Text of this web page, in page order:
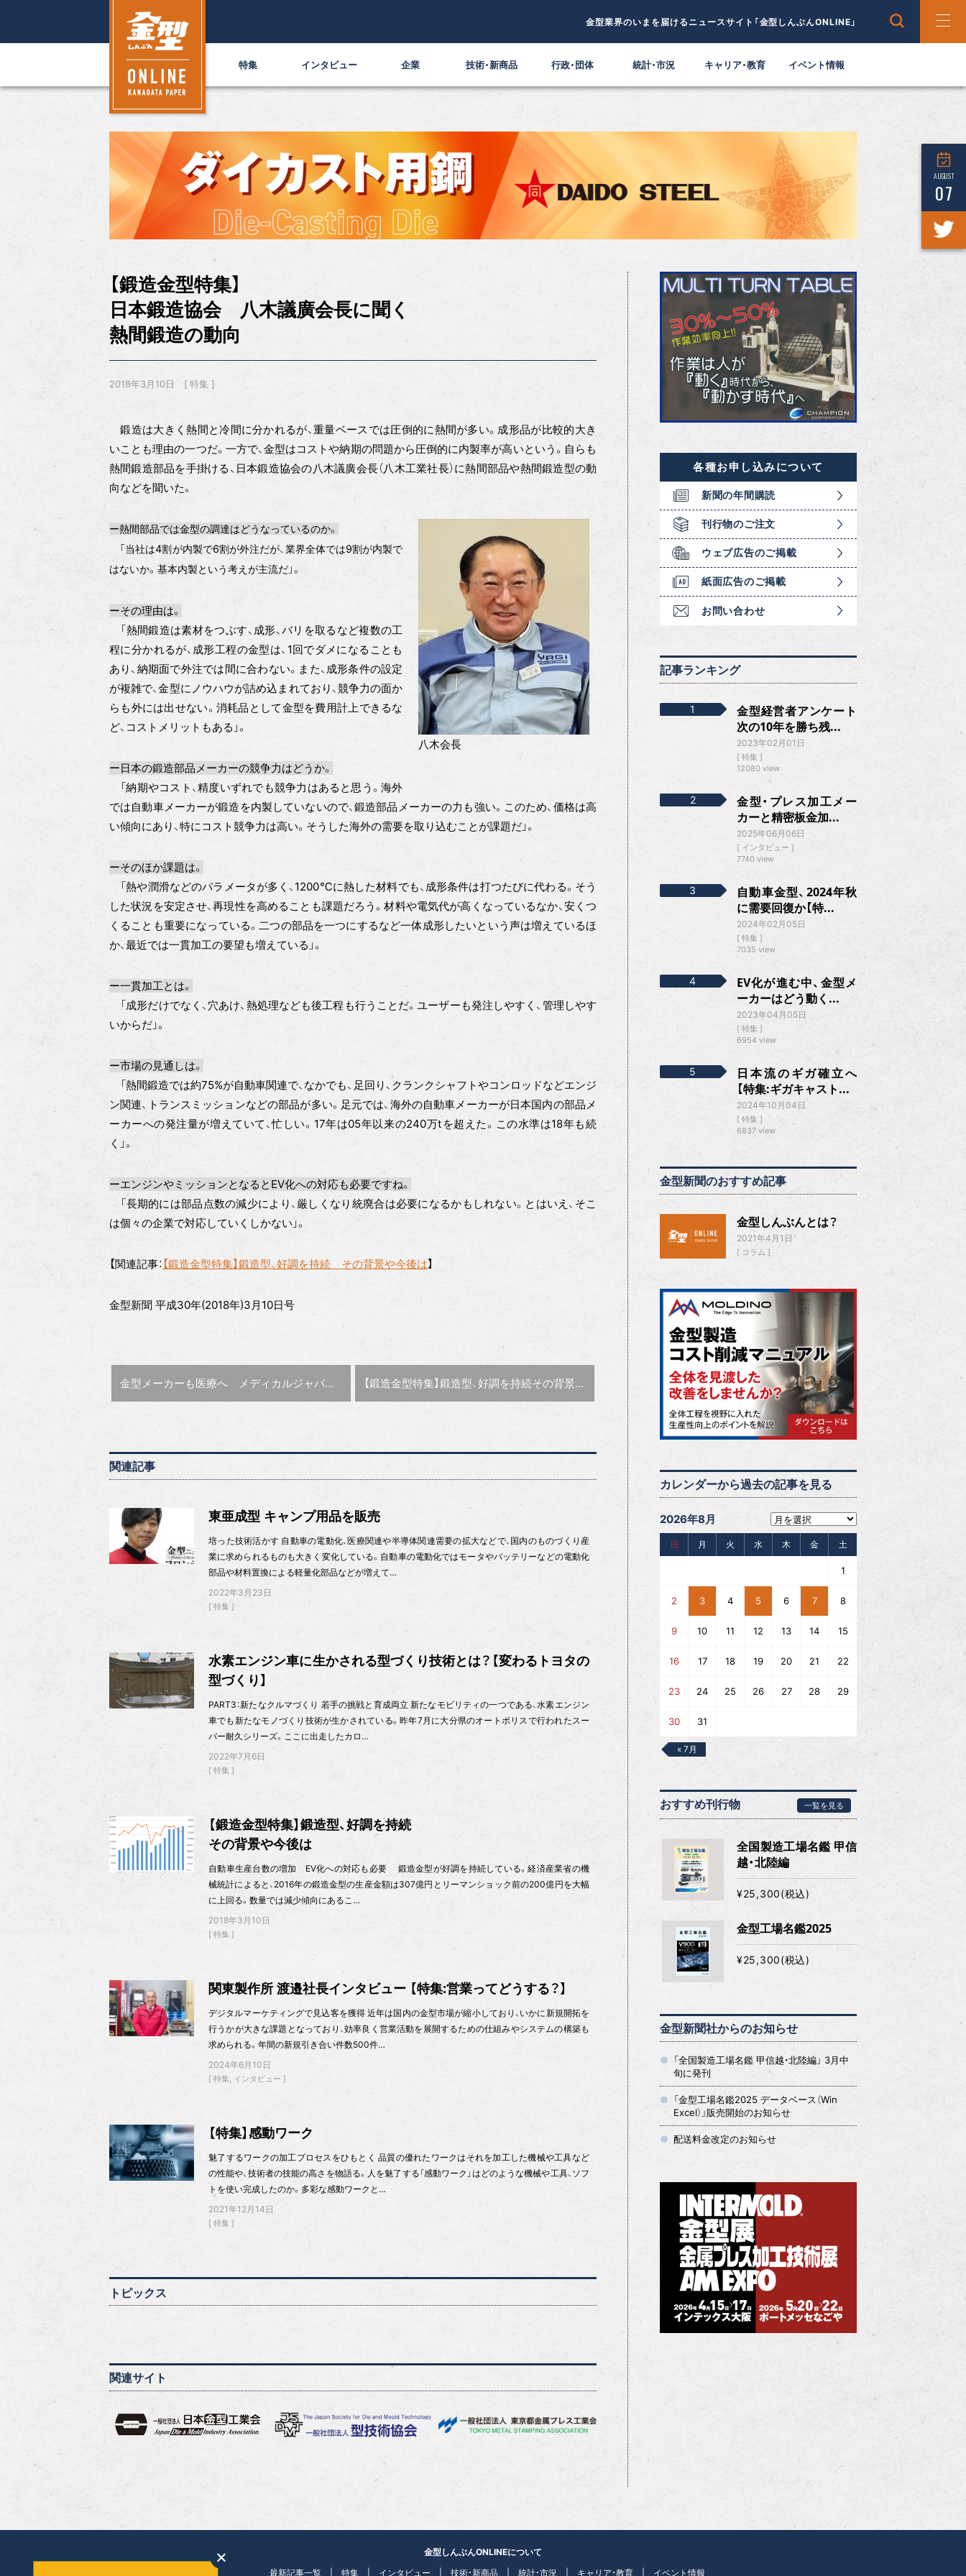
金型業界のいまを届けるニュースサイト「金型しんぶんONLINE」
特集 インタビュー 企業 技術・新商品 行政・団体 統計・市況 キャリア・教育 イベント情報
AUGUST
07
【鍛造金型特集】
日本鍛造協会 八木議廣会長に聞く
熱間鍛造の動向
2018年3月10日 特集
鍛造は大きく熱間と冷間に分かれるが、重量ベースでは圧倒的に熱間が多い。成形品が比較的大き
いことも理由の一つだ。一方で、金型はコストや納期の問題から圧倒的に内製率が高いという。自らも
熱間鍛造部品を手掛ける、日本鍛造協会の八木議廣会長（八木工業社長）に熱間部品や熱間鍛造型の動
向などを聞いた。
八木会長
ー熱間部品では金型の調達はどうなっているのか。
「当社は4割が内製で6割が外注だが、業界全体では9割が内製で
はないか。基本内製という考えが主流だ」。
ーその理由は。
「熱間鍛造は素材をつぶす、成形、バリを取るなど複数の工
程に分かれるが、成形工程の金型は、1回でダメになることも
あり、納期面で外注では間に合わない。また、成形条件の設定
が複雑で、金型にノウハウが詰め込まれており、競争力の面か
らも外には出せない。消耗品として金型を費用計上できるな
ど、コストメリットもある」。
ー日本の鍛造部品メーカーの競争力はどうか。
「納期やコスト、精度いずれでも競争力はあると思う。海外
では自動車メーカーが鍛造を内製していないので、鍛造部品メーカーの力も強い。このため、価格は高
い傾向にあり、特にコスト競争力は高い。そうした海外の需要を取り込むことが課題だ」。
ーそのほか課題は。
「熱や潤滑などのパラメータが多く、1200℃に熱した材料でも、成形条件は打つたびに代わる。そう
した状況を安定させ、再現性を高めることも課題だろう。材料や電気代が高くなっているなか、安くつ
くることも重要になっている。二つの部品を一つにするなど一体成形したいという声は増えているほ
か、最近では一貫加工の要望も増えている」。
ー一貫加工とは。
「成形だけでなく、穴あけ、熱処理なども後工程も行うことだ。ユーザーも発注しやすく、管理しやす
いからだ」。
ー市場の見通しは。
「熱間鍛造では約75%が自動車関連で、なかでも、足回り、クランクシャフトやコンロッドなどエンジ
ン関連、トランスミッションなどの部品が多い。足元では、海外の自動車メーカーが日本国内の部品メ
ーカーへの発注量が増えていて、忙しい。17年は05年以来の240万tを超えた。この水準は18年も続
く」。
ーエンジンやミッションとなるとEV化への対応も必要ですね。
「長期的には部品点数の減少により、厳しくなり統廃合は必要になるかもしれない。とはいえ、そこ
は個々の企業で対応していくしかない」。
【関連記事： 【鍛造金型特集】鍛造型、好調を持続 その背景や今後は】
金型新聞 平成30年(2018年)3月10日号
前の記事 :
金型メーカーも医療へ メディカルジャパン大阪2018 大学などと連携図る
次の記事 :
【鍛造金型特集】鍛造型、好調を持続その背景や今後は
関連記事
東亜成型 キャンプ用品を販売
培った技術活かす 自動車の電動化、医療関連や半導体関連需要の拡大などで、国内のものづくり産
業に求められるものも大きく変化している。自動車の電動化ではモータやバッテリーなどの電動化
部品や材料置換による軽量化部品などが増えて…
2022年3月23日
特集
水素エンジン車に生かされる型づくり技術とは？【変わるトヨタの
型づくり】
PART3：新たなクルマづくり 若手の挑戦と育成両立 新たなモビリティの一つである、水素エンジン
車でも新たなモノづくり技術が生かされている。昨年7月に大分県のオートポリスで行われたスー
パー耐久シリーズ。ここに出走したカロ…
2022年7月6日
特集
【鍛造金型特集】鍛造型、好調を持続
その背景や今後は
自動車生産台数の増加 EV化への対応も必要 鍛造金型が好調を持続している。経済産業省の機
械統計によると、2016年の鍛造金型の生産金額は307億円とリーマンショック前の200億円を大幅
に上回る。数量では減少傾向にあるこ…
2018年3月10日
特集
関東製作所 渡邉社長インタビュー 【特集:営業ってどうする？】
デジタルマーケティングで見込客を獲得 近年は国内の金型市場が縮小しており、いかに新規開拓を
行うかが大きな課題となっており、効率良く営業活動を展開するための仕組みやシステムの構築も
求められる。年間の新規引き合い件数500件…
2024年6月10日
特集 インタビュー
【特集】感動ワーク
魅了するワークの加工プロセスをひもとく 品質の優れたワークはそれを加工した機械や工具など
の性能や、技術者の技能の高さを物語る。人を魅了する「感動ワーク」はどのような機械や工具、ソフ
トを使い完成したのか。多彩な感動ワークと…
2021年12月14日
特集
トピックス
関連サイト
各種お申し込みについて
新聞の年間購読
刊行物のご注文
ウェブ広告のご掲載
紙面広告のご掲載
お問い合わせ
記事ランキング
金型経営者アンケート
次の10年を勝ち残...
2023年02月01日
特集
12080 view
金型・プレス加工メー
カーと精密板金加...
2025年06月06日
インタビュー
7740 view
自動車金型、2024年秋
に需要回復か【特...
2024年02月05日
特集
7035 view
EV化が進む中、金型メ
ーカーはどう動く...
2023年04月05日
特集
6954 view
日本流のギガ確立へ
【特集:ギガキャスト...
2024年10月04日
特集
6837 view
金型新聞のおすすめ記事
金型しんぶんとは？
2021年4月1日
コラム
カレンダーから過去の記事を見る
2026年8月
日 月 火 水 木 金 土
1
2 3 4 5 6 7 8
9 10 11 12 13 14 15
16 17 18 19 20 21 22
23 24 25 26 27 28 29
30 31
« 7月
おすすめ刊行物 一覧を見る
全国製造工場名鑑 甲信
越・北陸編
¥25,300(税込)
金型工場名鑑2025
¥25,300(税込)
金型新聞社からのお知らせ
「全国製造工場名鑑 甲信越・北陸編」 3月中
旬に発刊
「金型工場名鑑2025 データベース（Win
Excel）」販売開始のお知らせ
配送料金改定のお知らせ
金型しんぶんONLINEについて
最新記事一覧
特集 インタビュー 技術・新商品 統計・市況 キャリア・教育 イベント情報